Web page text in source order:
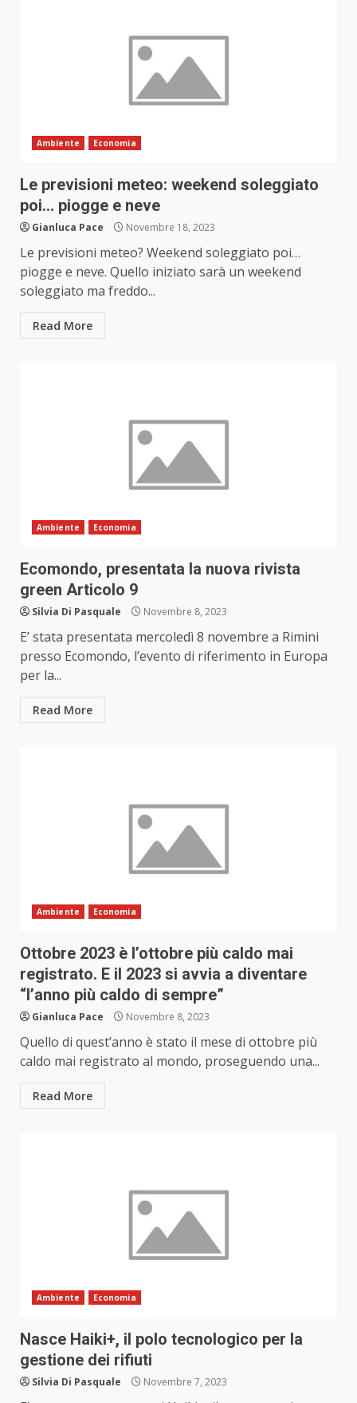
Ambiente Economia
Le previsioni meteo: weekend soleggiato
poi… piogge e neve
Gianluca Pace Novembre 18, 2023
Le previsioni meteo? Weekend soleggiato poi…
piogge e neve. Quello iniziato sarà un weekend
soleggiato ma freddo...
Read More
Ambiente Economia
Ecomondo, presentata la nuova rivista
green Articolo 9
Silvia Di Pasquale Novembre 8, 2023
E’ stata presentata mercoledì 8 novembre a Rimini
presso Ecomondo, l’evento di riferimento in Europa
per la...
Read More
Ambiente Economia
Ottobre 2023 è l’ottobre più caldo mai
registrato. E il 2023 si avvia a diventare
“l’anno più caldo di sempre”
Gianluca Pace Novembre 8, 2023
Quello di quest’anno è stato il mese di ottobre più
caldo mai registrato al mondo, proseguendo una...
Read More
Ambiente Economia
Nasce Haiki+, il polo tecnologico per la
gestione dei rifiuti
Silvia Di Pasquale Novembre 7, 2023